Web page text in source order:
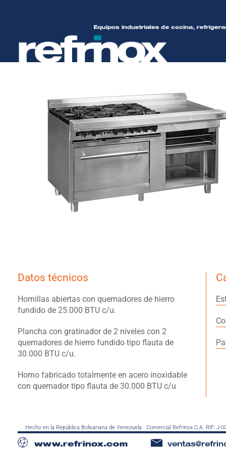
Datos técnicos
Hornillas abiertas con quemadores de hierro
fundido de 25.000 BTU c/u.
Plancha con gratinador de 2 niveles con 2
quemadores de hierro fundido tipo flauta de
30.000 BTU c/u.
Horno fabricado totalmente en acero inoxidable
con quemador tipo flauta de 30.000 BTU c/u
Hecho en la República Bolivariana de Venezuela . Comercial Refrinox C.A. RIF: J-